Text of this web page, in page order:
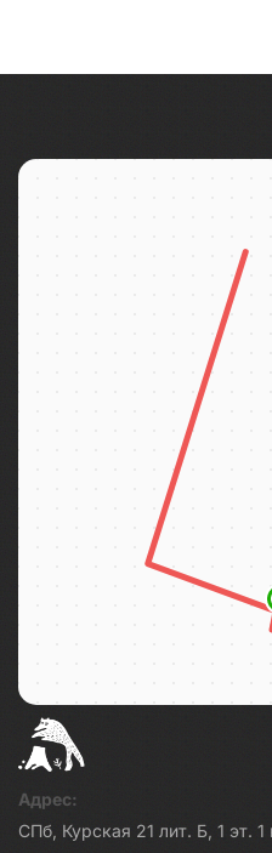
Адрес:
СПб, Курская 21 лит. Б, 1 эт.